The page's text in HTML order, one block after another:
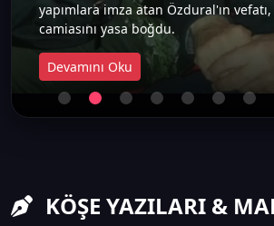
yapımlara imza atan Özdural'ın
camiasını yasa boğdu.
Devamını Oku
KÖŞE YAZILARI &